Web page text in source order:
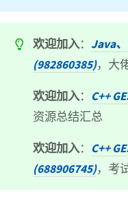
欢迎加入： Java
(982860385)，大
欢迎加入： C++
资源总结汇总
欢迎加入： C++
(688906745)，考